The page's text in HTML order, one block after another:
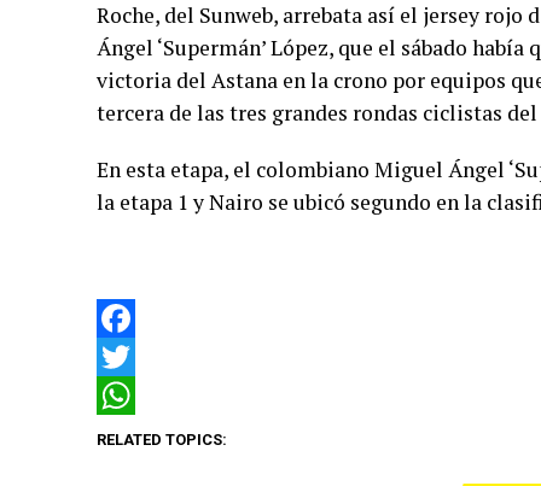
Roche, del Sunweb, arrebata así el jersey
Ángel ‘Supermán’ López, que el sábado
victoria del Astana en la crono por equipos
tercera de las tres grandes rondas ciclistas
En esta etapa, el colombiano Miguel Ángel
la etapa 1 y Nairo se ubicó segundo en la
Facebook
Twitter
WhatsApp
RELATED TOPICS: